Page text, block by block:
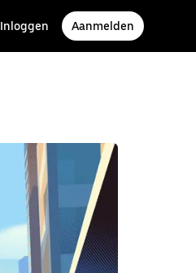
Inloggen Aanmelden